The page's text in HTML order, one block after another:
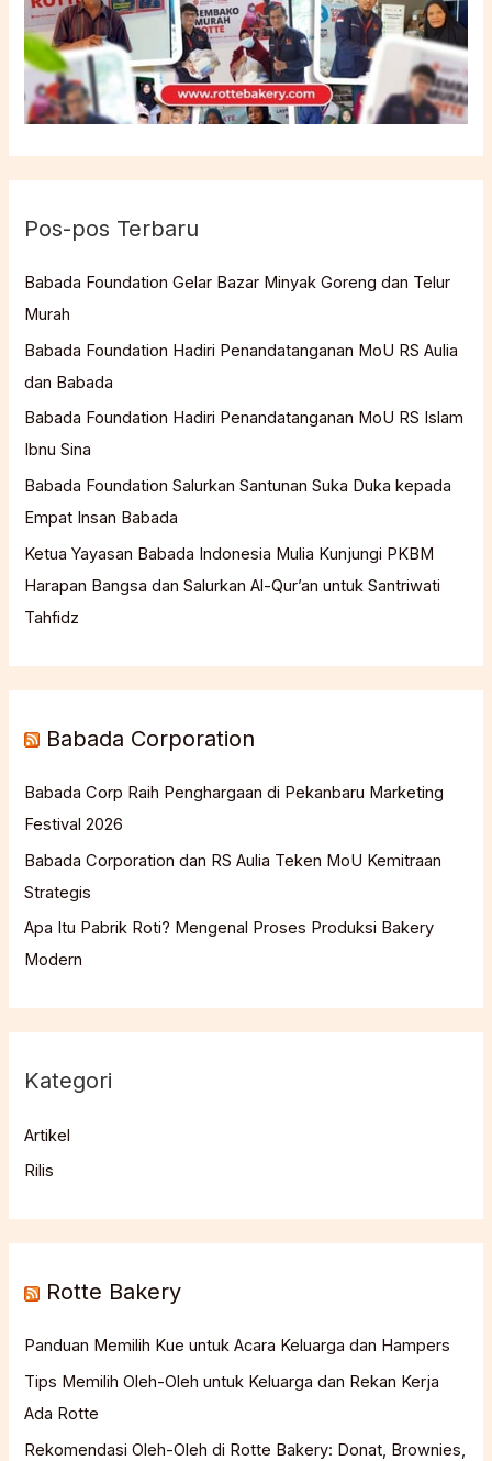
Pos-pos Terbaru
Babada Foundation Gelar Bazar Minyak Goreng dan Telur
Murah
Babada Foundation Hadiri Penandatanganan MoU RS Aulia
dan Babada
Babada Foundation Hadiri Penandatanganan MoU RS Islam
Ibnu Sina
Babada Foundation Salurkan Santunan Suka Duka kepada
Empat Insan Babada
Ketua Yayasan Babada Indonesia Mulia Kunjungi PKBM
Harapan Bangsa dan Salurkan Al-Qur’an untuk Santriwati
Tahfidz
Babada Corporation
Babada Corp Raih Penghargaan di Pekanbaru Marketing
Festival 2026
Babada Corporation dan RS Aulia Teken MoU Kemitraan
Strategis
Apa Itu Pabrik Roti? Mengenal Proses Produksi Bakery
Modern
Kategori
Artikel
Rilis
Rotte Bakery
Panduan Memilih Kue untuk Acara Keluarga dan Hampers
Tips Memilih Oleh-Oleh untuk Keluarga dan Rekan Kerja
Ada Rotte
Rekomendasi Oleh-Oleh di Rotte Bakery: Donat, Brownies,